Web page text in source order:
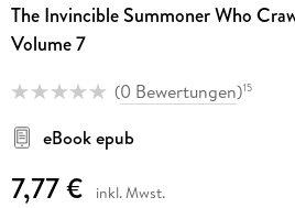
The Invincible Summoner Who
Volume 7
(0 Bewertungen)15
eBook epub
7,77 € inkl. Mwst.